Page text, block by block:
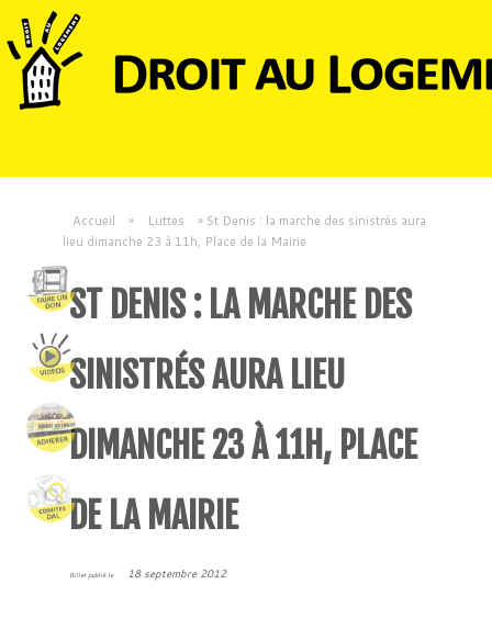
Accueil » Luttes » St Denis : la marche des sinistrés aura
lieu dimanche 23 à 11h, Place de la Mairie
ST DENIS : LA MARCHE DES
SINISTRÉS AURA LIEU
DIMANCHE 23 À 11H, PLACE
DE LA MAIRIE
Billet publié le 18 septembre 2012